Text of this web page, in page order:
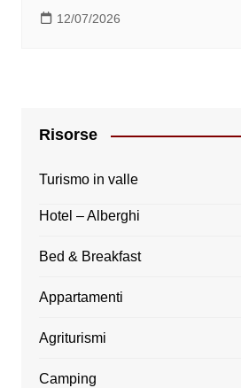
12/07/2026
Risorse
Turismo in valle
Hotel – Alberghi
Bed & Breakfast
Appartamenti
Agriturismi
Camping